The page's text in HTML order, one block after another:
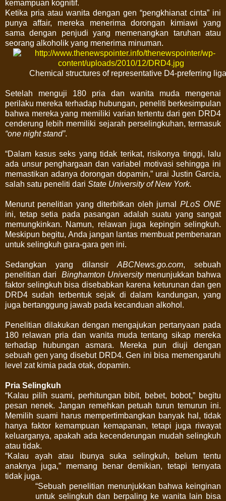
kemampuan kognitif.
Ketika pria atau wanita dengan gen “pengkhianat cinta” ini
punya affair, mereka menerima dorongan kimiawi yang
sama dengan penjudi yang memenangkan taruhan atau
seorang alkoholik yang menerima minuman.
Chemical structures of representative D4-preferring
Setelah menguji 180 pria dan wanita muda mengenai
perilaku mereka terhadap hubungan, peneliti berkesimpulan
bahwa mereka yang memiliki varian tertentu dari gen DRD4
cenderung lebih memiliki sejarah perselingkuhan, termasuk
“one night stand”.
“Dalam kasus seks yang tidak terikat, risikonya tinggi, lalu
ada unsur penghargaan dan variabel motivasi sehingga ini
memastikan adanya dorongan dopamin,” urai Justin Garcia,
salah satu peneliti dari State University of New York.
Menurut penelitian yang diterbitkan oleh jurnal PLoS ONE
ini, tetap setia pada pasangan adalah suatu yang sangat
memungkinkan. Namun, relawan juga kepingin selingkuh.
Meskipun begitu, Anda jangan lantas membuat pembenaran
untuk selingkuh gara-gara gen ini.
Sedangkan yang dilansirABCNews.go.com, sebuah
penelitian dari Binghamton Universitymenunjukkan bahwa
faktor selingkuh bisa disebabkan karena keturunan dan gen
DRD4 sudah terbentuk sejak di dalam kandungan, yang
juga bertanggung jawab pada kecanduan alkohol.
Penelitian dilakukan dengan mengajukan pertanyaan pada
180 relawan pria dan wanita muda tentang sikap mereka
terhadap hubungan asmara. Mereka pun diuji dengan
sebuah gen yang disebut DRD4. Gen ini bisa memengaruhi
level zat kimia pada otak, dopamin.
Pria Selingkuh
“Kalau pilih suami, perhitungan bibit, bebet, bobot,” begitu
pesan nenek. Jangan remehkan petuah turun temurun ini.
Memilih suami harus mempertimbangkan banyak hal, tidak
hanya faktor kemampuan kemapanan, tetapi juga riwayat
keluarganya, apakah ada kecenderungan mudah selingkuh
atau tidak.
“Kalau ayah atau ibunya suka selingkuh, belum tentu
anaknya juga,” memang benar demikian, tetapi ternyata
tidak juga.
“Sebuah penelitian menunjukkan bahwa keinginan
untuk selingkuh dan berpaling ke wanita lain bisa